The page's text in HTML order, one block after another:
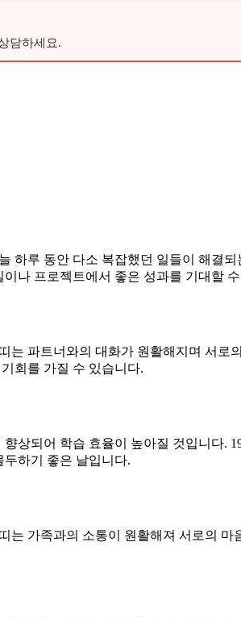
담하세요.
하루 동안 다소 복잡했던 일들이 해결
나 프로젝트에서 좋은 성과를 기대할
는 파트너와의 대화가 원활해지며 서
회를 가질 수 있습니다.
상되어 학습 효율이 높아질 것입니다.
두하기 좋은 날입니다.
는 가족과의 소통이 원활해져 서로의